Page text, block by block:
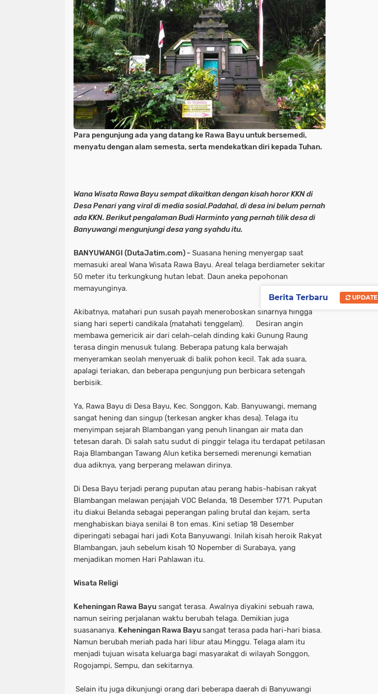
Para pengunjung ada yang datang ke Rawa Bayu untuk bersemedi,
menyatu dengan alam semesta, serta mendekatkan diri kepada Tuhan.
Wana Wisata Rawa Bayu sempat dikaitkan dengan kisah horor KKN di
Desa Penari yang viral di media sosial.Padahal, di desa ini belum pernah
ada KKN. Berikut pengalaman Budi Harminto yang pernah tilik desa di
Banyuwangi mengunjungi desa yang syahdu itu.
BANYUWANGI (DutaJatim.com) - Suasana hening menyergap saat
memasuki areal Wana Wisata Rawa Bayu. Areal telaga berdiameter sekitar
50 meter itu terkungkung hutan lebat. Daun aneka pepohonan
memayunginya.
Akibatnya, matahari pun susah payah meneroboskan sinarnya hingga
siang hari seperti candikala (matahati tenggelam). Desiran angin
membawa gemericik air dari celah-celah dinding kaki Gunung Raung
terasa dingin menusuk tulang. Beberapa patung kala berwajah
menyeramkan seolah menyeruak di balik pohon kecil. Tak ada suara,
apalagi teriakan, dan beberapa pengunjung pun berbicara setengah
berbisik.
Ya, Rawa Bayu di Desa Bayu, Kec. Songgon, Kab. Banyuwangi, memang
sangat hening dan singup (terkesan angker khas desa). Telaga itu
menyimpan sejarah Blambangan yang penuh linangan air mata dan
tetesan darah. Di salah satu sudut di pinggir telaga itu terdapat petilasan
Raja Blambangan Tawang Alun ketika bersemedi merenungi kematian
dua adiknya, yang berperang melawan dirinya.
Di Desa Bayu terjadi perang puputan atau perang habis-habisan rakyat
Blambangan melawan penjajah VOC Belanda, 18 Desember 1771. Puputan
itu diakui Belanda sebagai peperangan paling brutal dan kejam, serta
menghabiskan biaya senilai 8 ton emas. Kini setiap 18 Desember
diperingati sebagai hari jadi Kota Banyuwangi. Inilah kisah heroik Rakyat
Blambangan, jauh sebelum kisah 10 Nopember di Surabaya, yang
menjadikan momen Hari Pahlawan itu.
Wisata Religi
Keheningan Rawa Bayu sangat terasa. Awalnya diyakini sebuah rawa,
namun seiring perjalanan waktu berubah telaga. Demikian juga
suasananya. Keheningan Rawa Bayusangat terasa pada hari-hari biasa.
Namun berubah meriah pada hari libur atau Minggu. Telaga alam itu
menjadi tujuan wisata keluarga bagi masyarakat di wilayah Songgon,
Rogojampi, Sempu, dan sekitarnya.
Selain itu juga dikunjungi orang dari beberapa daerah di Banyuwangi
Berita Terbaru UPDATE